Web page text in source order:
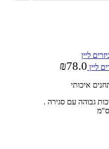
ליין ₪78.0
איכותי
גבוהה עם סגירה .